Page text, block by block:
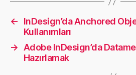
←
InDesign’da Anchored
Kullanımları
→ Adobe InDesign’da
Hazırlamak